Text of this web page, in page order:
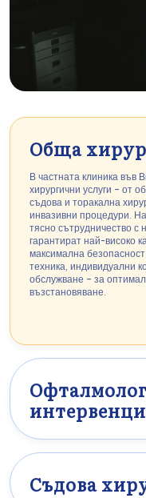
Обща
В частната клиника във
хирургични услуги – от
съдова и торакална
инвазивни процедури.
тясно сътрудничество
гарантират най-високо
максимална
техника, индивидуални
обслужване – за
възстановяване.
В WPK се извършват
катаракта (сиво кълбо),
на глаукома с най-
Съдова